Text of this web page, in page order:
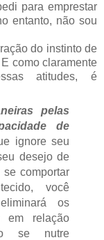
para emprestar
entanto, não sou
do instinto de
como claramente
atitudes, é
pelas
de
ignore seu
desejo de
se comportar
você
os
em relação
se nutre